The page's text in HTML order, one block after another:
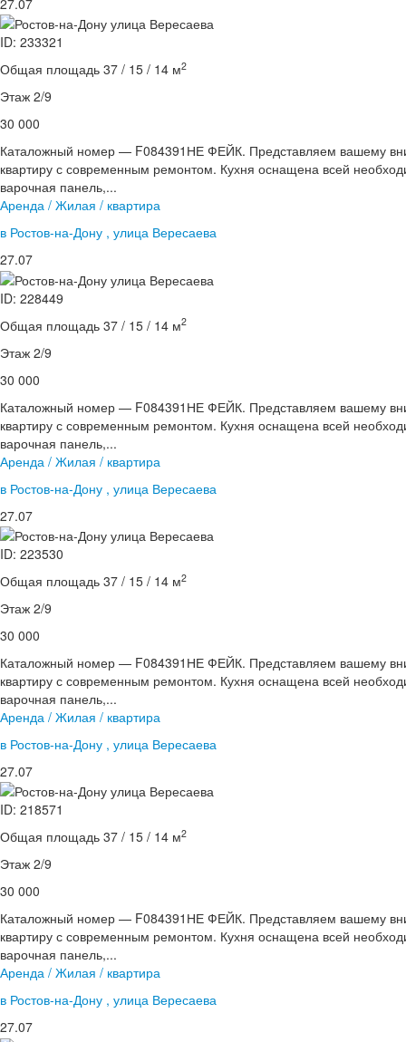
ID: 233321
Общая площадь 37 / 15 / 14 м2
Этаж 2/9
30 000
Каталожный номер — F084391НЕ ФЕЙК. Представляем вашему
квартиру с современным ремонтом. Кухня оснащена всей
варочная панель,...
Аренда / Жилая / квартира
в Ростов-на-Дону , улица Вересаева
27.07
ID: 228449
Общая площадь 37 / 15 / 14 м2
Этаж 2/9
30 000
Каталожный номер — F084391НЕ ФЕЙК. Представляем вашему
квартиру с современным ремонтом. Кухня оснащена всей
варочная панель,...
Аренда / Жилая / квартира
в Ростов-на-Дону , улица Вересаева
27.07
ID: 223530
Общая площадь 37 / 15 / 14 м2
Этаж 2/9
30 000
Каталожный номер — F084391НЕ ФЕЙК. Представляем вашему
квартиру с современным ремонтом. Кухня оснащена всей
варочная панель,...
Аренда / Жилая / квартира
в Ростов-на-Дону , улица Вересаева
27.07
ID: 218571
Общая площадь 37 / 15 / 14 м2
Этаж 2/9
30 000
Каталожный номер — F084391НЕ ФЕЙК. Представляем вашему
квартиру с современным ремонтом. Кухня оснащена всей
варочная панель,...
Аренда / Жилая / квартира
в Ростов-на-Дону , улица Вересаева
27.07